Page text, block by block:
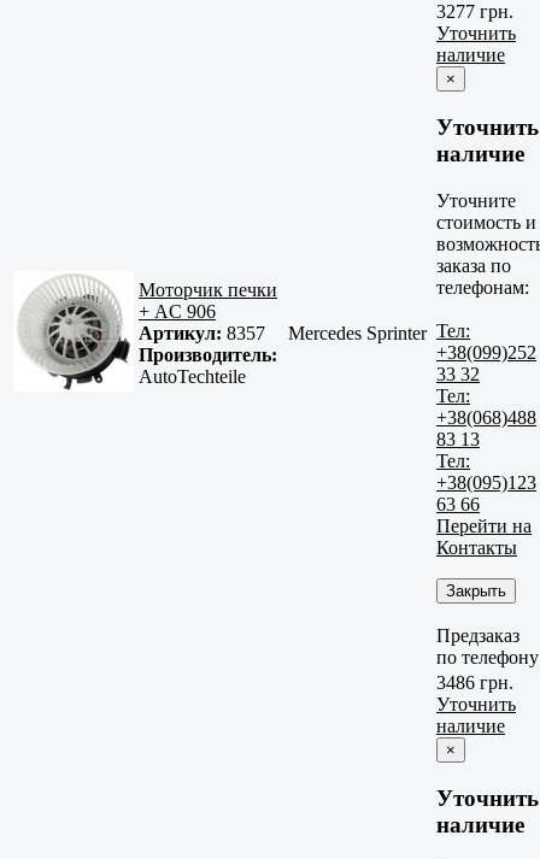
Моторчик печки
+ AC 906
Артикул: 8357
Производитель:
AutoTechteile
Mercedes Sprinter
3277 грн.
Уточнить
наличие
×
Уточнить
наличие
Уточните
стоимость и
заказа по
телефонам:
Тел:
+38(099)252
33 32
Тел:
+38(068)488
83 13
Тел:
+38(095)123
63 66
Перейти на
Контакты
Закрыть
Предзаказ
по телефону
3486 грн.
Уточнить
наличие
×
Уточнить
наличие